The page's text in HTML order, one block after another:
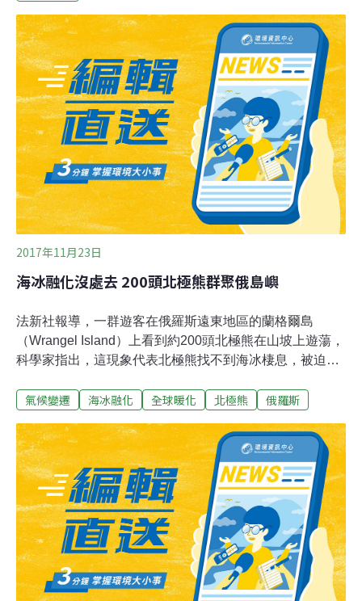
稱為「最後的冰封區」，學界認為這裡是地球上最不易因
暖化而融冰的區域。但是今年2月和本月稍早出現的異常
溫度升高使其容易受到風的影響。風將海冰吹離海岸，該
距離達到1970年代以來最遠。丹麥氣象研究所（Danish
Meteorological Institute）成員馬特拉姆（Ruth Mottram）
說：「格陵蘭島以北幾乎所有的冰都已經崩裂或破碎，因
此更具流動性。現在該處的開闊水域非比尋常。這裡被稱
為『最後的冰封區』，因為一般認為這裡是北極最後的長
年
2017年11月23日
海冰融化沒處去 200頭北極熊群聚俄島嶼
法新社報導，一群遊客在俄羅斯遠東地區的蘭格爾島
（Wrangel Island）上看到約200頭北極熊在山坡上遊蕩，
科學家指出，這現象代表北極熊找不到海冰棲息，被迫在
烈競爭。領導美國科學家和俄國合作研究蘭格爾島北極
（Eric Regehr）表示，研究指出，和20年前相比，現在北
極熊平均在蘭格爾島上多花了一個月的時間，因為「海冰
較早融化，且無冰期較長」。而今年秋天觀察到的北極熊
數量是589頭，遠超過以前估計的200至300頭。國際自然
保育聯盟（International Union for Conservation of
Nature）估計，北極約有2萬6000頭北極熊，但由於海冰
融化，這個數量可能長期存在「大幅減少的可能」。
氣候變遷 海冰融化 全球暖化 北極熊 俄羅斯